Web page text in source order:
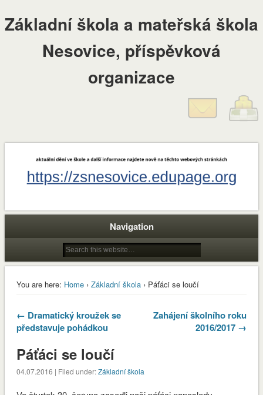
Základní škola a mateřská škola
Nesovice, příspěvková
organizace
Navigation
You are here: Home› Základní škola› Páťáci se loučí
← Dramatický kroužek se
představuje pohádkou
Zahájení školního roku
2016/2017 →
Páťáci se loučí
04.07.2016 | Filed under:Základní škola